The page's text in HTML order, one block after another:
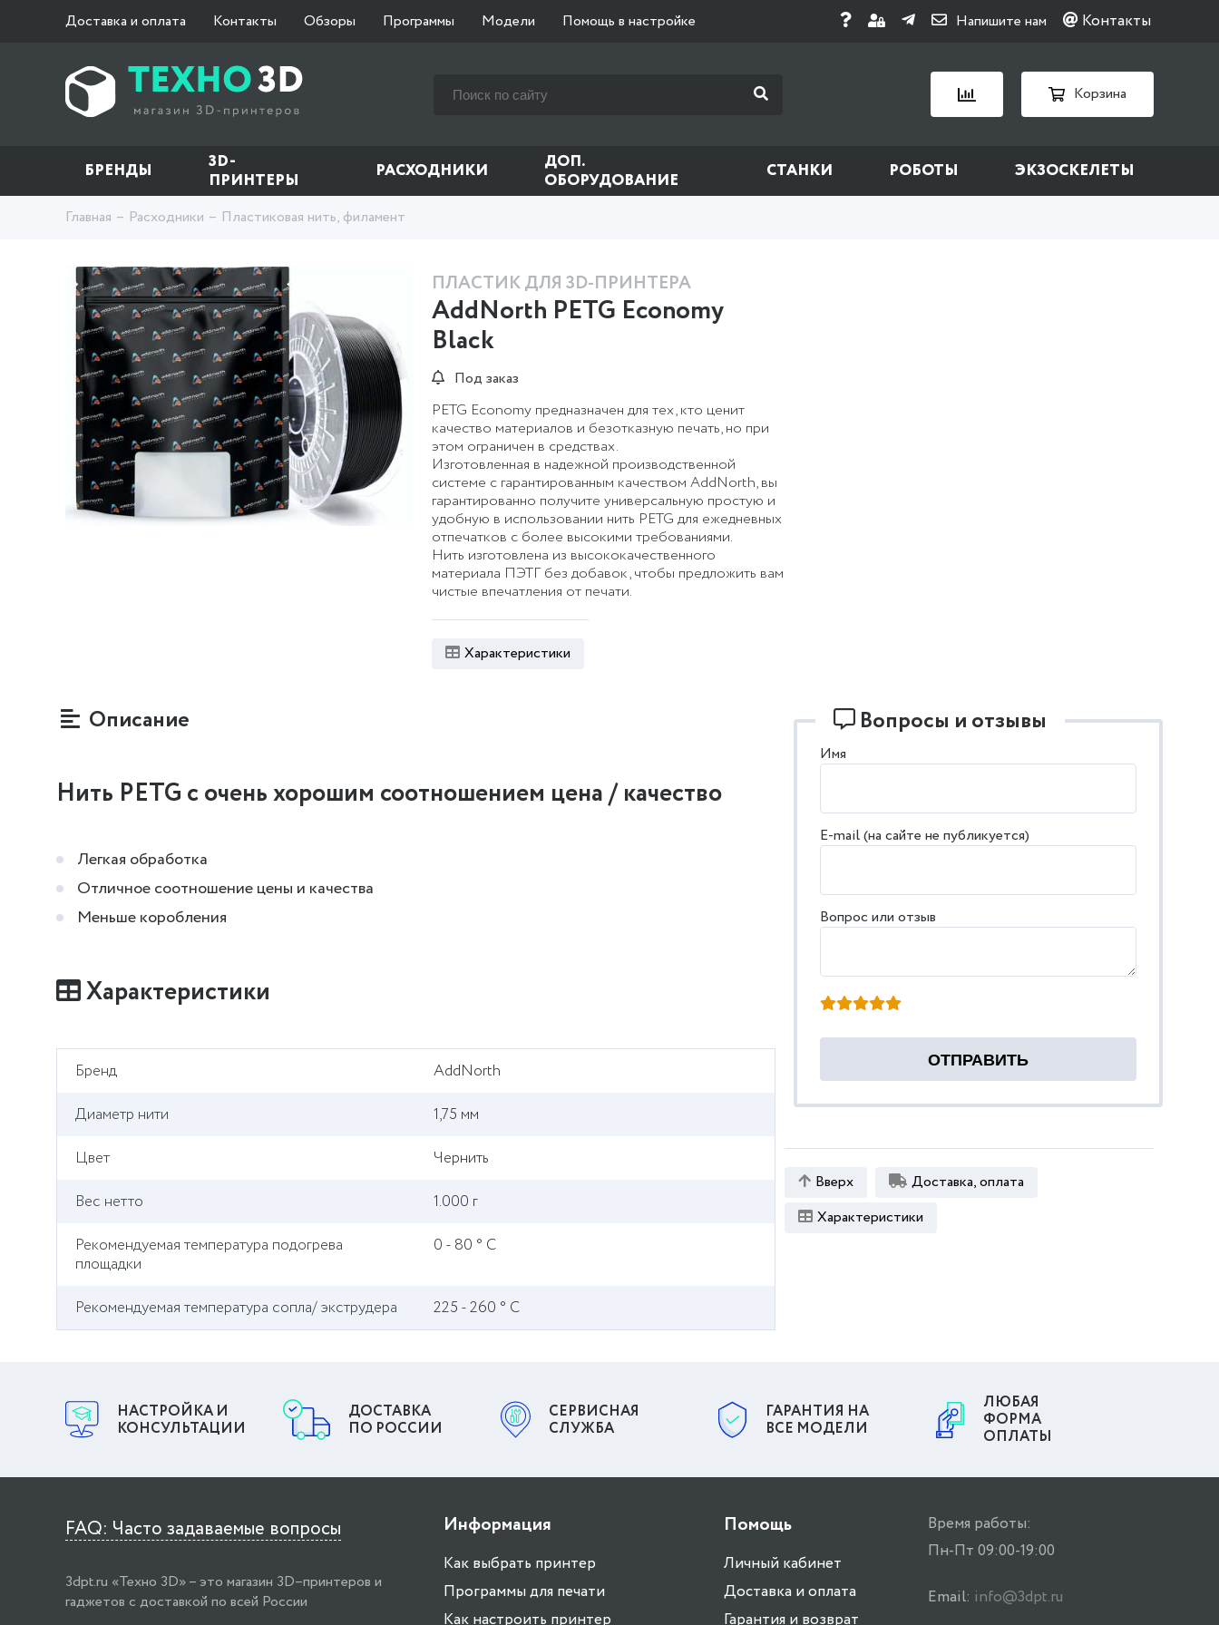
Доставка и оплата Контакты Обзоры Программы Модели Помощь в настройке Напишите нам Контакты
Корзина
БРЕНДЫ
3D-
ПРИНТЕРЫ
РАСХОДНИКИ
ДОП.
ОБОРУДОВАНИЕ
СТАНКИ РОБОТЫ ЭКЗОСКЕЛЕТЫ
Главная Расходники Пластиковая нить, филамент
ПЛАСТИК ДЛЯ 3D-ПРИНТЕРА
AddNorth PETG Economy
Black
Под заказ
PETG Economy предназначен для тех, кто ценит
качество материалов и безотказную печать, но при
этом ограничен в средствах.
Изготовленная в надежной производственной
системе с гарантированным качеством AddNorth, вы
гарантированно получите универсальную простую и
удобную в использовании нить PETG для ежедневных
отпечатков с более высокими требованиями.
Нить изготовлена ​​из высококачественного
материала ПЭТГ без добавок, чтобы предложить вам
чистые впечатления от печати.
Характеристики
Описание
Нить PETG с очень хорошим соотношением цена / качество
Легкая обработка
Отличное соотношение цены и качества
Меньше коробления
Характеристики
Бренд
AddNorth
Диаметр нити
1,75 мм
Цвет
Чернить
Вес нетто
1.000 г
Рекомендуемая температура подогрева
площадки
0 - 80 ° С
Рекомендуемая температура сопла/ экструдера 225 - 260 ° С
Вопросы и отзывы
Имя
E-mail (на сайте не публикуется)
Вопрос или отзыв
Вверх
Доставка, оплата
Характеристики
НАСТРОЙКА И
КОНСУЛЬТАЦИИ
ДОСТАВКА
ПО РОССИИ
СЕРВИСНАЯ
СЛУЖБА
ГАРАНТИЯ НА
ВСЕ МОДЕЛИ
ЛЮБАЯ
ФОРМА
ОПЛАТЫ
FAQ: Часто задаваемые вопросы
3dpt.ru «Техно 3D» – это магазин 3D–принтеров и
гаджетов с доставкой по всей России
Информация
Как выбрать принтер
Программы для печати
Как настроить принтер
Помощь
Личный кабинет
Доставка и оплата
Гарантия и возврат
Время работы:
Пн-Пт 09:00-19:00
Email: info@3dpt.ru